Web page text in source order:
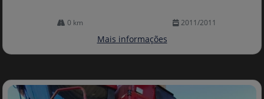
0 km 2011/2011
Mais informações